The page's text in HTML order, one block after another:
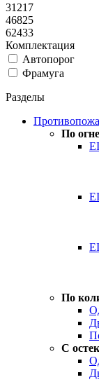
31217
46825
62433
Комплектация
Автопорог
Фрамуга
Разделы
По
По
С